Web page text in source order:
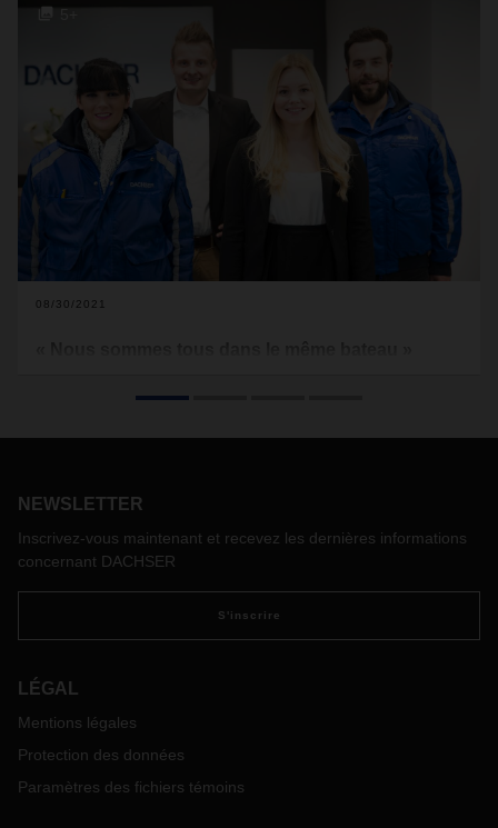
08/30/2021
NEWSLETTER
Inscrivez-vous maintenant et recevez les dernières informations
concernant DACHSER
S'inscrire
LÉGAL
Mentions légales
Protection des données
Paramètres des fichiers témoins